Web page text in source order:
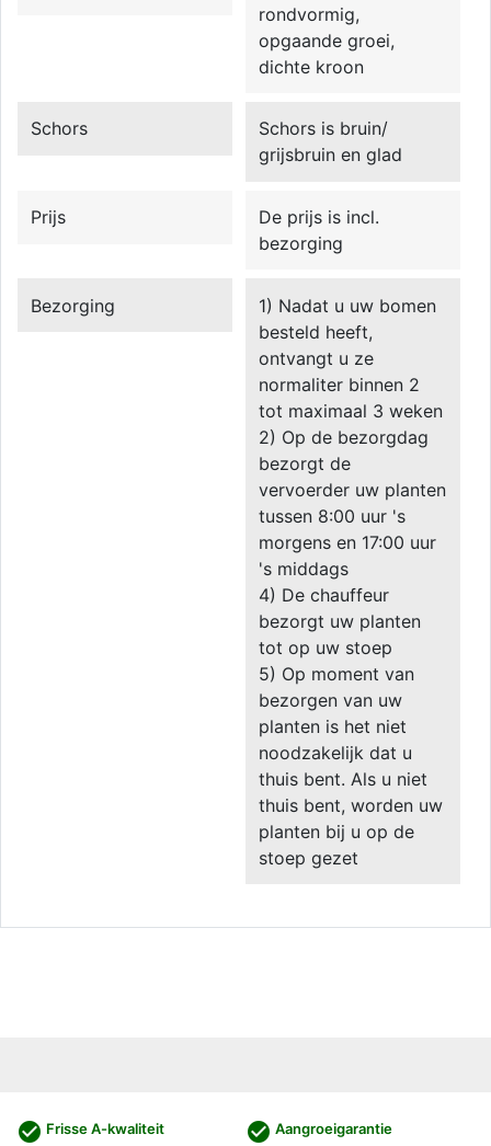
rondvormig,
opgaande groei,
dichte kroon
Schors
Schors is bruin/
grijsbruin en glad
Prijs
De prijs is incl.
bezorging
Bezorging
1) Nadat u uw bomen
besteld heeft,
ontvangt u ze
normaliter binnen 2
tot maximaal 3 weken
2) Op de bezorgdag
bezorgt de
vervoerder uw planten
tussen 8:00 uur 's
morgens en 17:00 uur
's middags
4) De chauffeur
bezorgt uw planten
tot op uw stoep
5) Op moment van
bezorgen van uw
planten is het niet
noodzakelijk dat u
thuis bent. Als u niet
thuis bent, worden uw
planten bij u op de
stoep gezet
check_circle Frisse A-kwaliteit check_circle Aangroeigarantie